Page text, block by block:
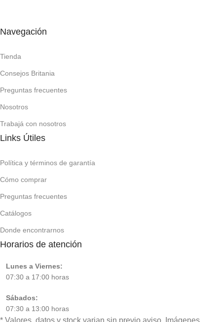
Navegación
Tienda
Consejos Britania
Preguntas frecuentes
Nosotros
Trabajá con nosotros
Links Útiles
Política y términos de garantía
Cómo comprar
Preguntas frecuentes
Catálogos
Donde encontrarnos
Horarios de atención
Lunes a Viernes:
07:30 a 17:00 horas
Sábados:
07:30 a 13:00 horas